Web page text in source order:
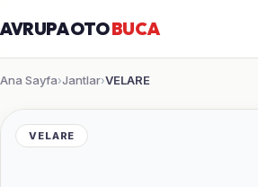
AVRUPA OTOBUCA
Ana Sayfa›Jantlar›VELARE
VELARE